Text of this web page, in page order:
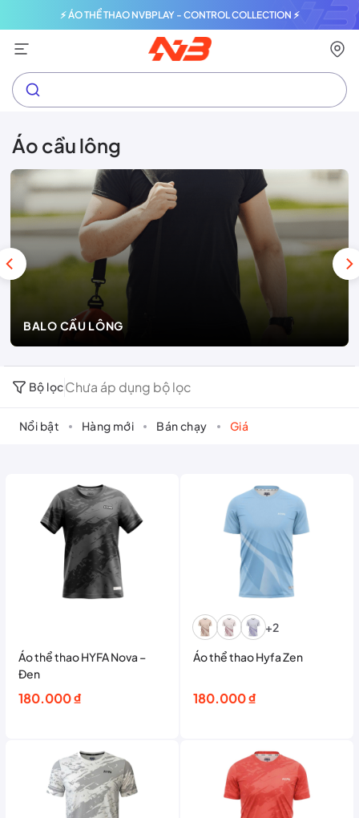
⚡ ÁO THỂ THAO NVBPLAY - CONTROL COLLECTION ⚡
Áo cầu lông
BALO CẦU LÔNG
Bộ lọcChưa áp dụng bộ lọc
Nổi bật Hàng mới Bán chạy Giá
Áo thể thao HYFA Nova –
Đen
180.000₫
+2
Áo thể thao Hyfa Zen
180.000₫